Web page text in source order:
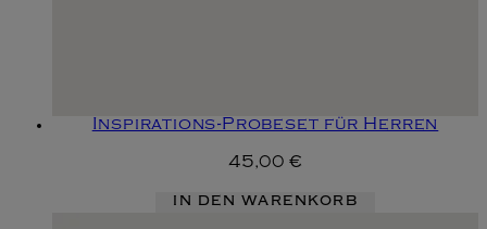
Inspirations-Probeset für Herren
45,00 €
IN DEN WARENKORB